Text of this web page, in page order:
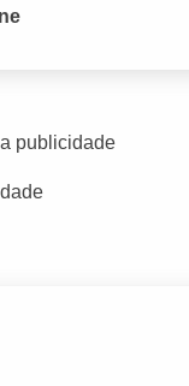
publicidade